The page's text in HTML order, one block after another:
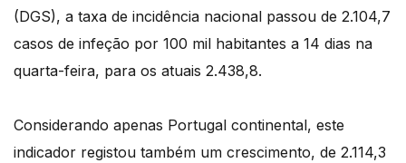
(DGS), a taxa de incidência nacional passou de 2.104,7
casos de infeção por 100 mil habitantes a 14 dias na
quarta-feira, para os atuais 2.438,8.
Considerando apenas Portugal continental, este
indicador registou também um crescimento, de 2.114,3